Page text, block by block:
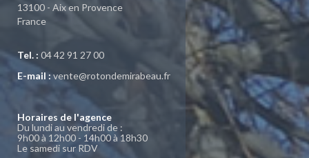
13100 - Aix en Provence
France
Tel. : 04 42 91 27 00
E-mail :vente@rotondemirabeau.fr
Horaires de l'agence
Du lundi au vendredi de :
9h00 à 12h00 - 14h00 à 18h30
Le samedi sur RDV